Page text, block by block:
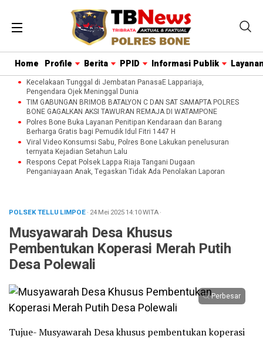
Home Profile Berita PPID Informasi Publik
Kecelakaan Tunggal di Jembatan PanasaE Lappariaja,
Pengendara Ojek Meninggal Dunia
TIM GABUNGAN BRIMOB BATALYON C DAN SAT SAMAPTA POLRES
BONE GAGALKAN AKSI TAWURAN REMAJA DI WATAMPONE
Polres Bone Buka Layanan Penitipan Kendaraan dan Barang
Berharga Gratis bagi Pemudik Idul Fitri 1447 H
Viral Video Konsumsi Sabu, Polres Bone Lakukan penelusuran
ternyata Kejadian Setahun Lalu
Respons Cepat Polsek Lappa Riaja Tangani Dugaan
Penganiayaan Anak, Tegaskan Tidak Ada Penolakan Laporan
POLSEK TELLU LIMPOE· 24 Mei 202514:10WITA·
Musyawarah Desa Khusus
Pembentukan Koperasi Merah Putih
Desa Polewali
Perbesar
Tujue- Musyawarah Desa khusus pembentukan koperasi